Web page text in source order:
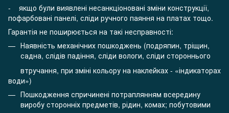
- якщо були виявлені несанкціоновані зміни конструкції,
пофарбовані панелі, сліди ручного паяння на платах тощо.
Гарантія не поширюється на такі несправності:
Наявність механічних пошкоджень (подряпин, тріщин,
садна, слідів падіння, сліди вологи, сліди стороннього
втручання, при зміні кольору на наклейках - «індикаторах
води»)
Пошкодження спричинені потраплянням всередину
виробу сторонніх предметів, рідин, комах; побутовими